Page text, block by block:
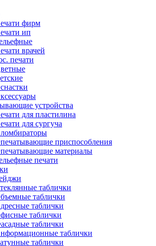
фирм
ип
врачей
печати
устройства
для пластилина
для сургуча
приспособления
материалы
печати
таблички
таблички
таблички
таблички
таблички
таблички
таблички